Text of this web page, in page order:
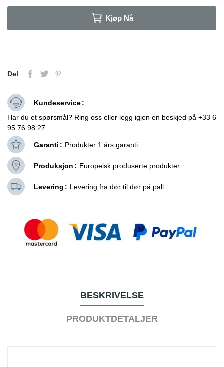
Kjøp Nå
Del
Kundeservice
Har du et spørsmål? Ring oss eller legg igjen en beskjed på +33 6
95 76 98 27
Garanti Produkter 1 års garanti
Produksjon Europeisk produserte produkter
Levering Levering fra dør til dør på pall
BESKRIVELSE
PRODUKTDETALJER